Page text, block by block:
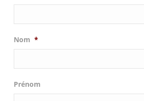
Nom *
Prénom